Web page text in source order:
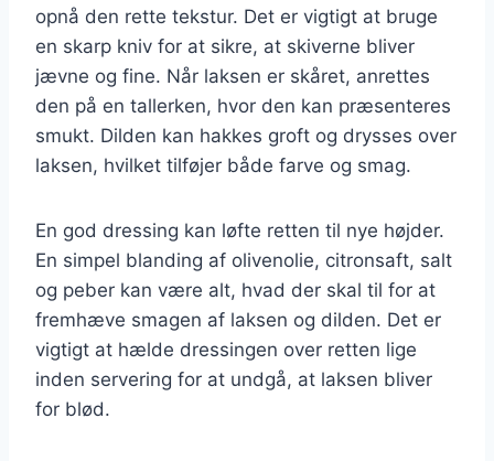
opnå den rette tekstur. Det er vigtigt at bruge
en skarp kniv for at sikre, at skiverne bliver
jævne og fine. Når laksen er skåret, anrettes
den på en tallerken, hvor den kan præsenteres
smukt. Dilden kan hakkes groft og drysses over
laksen, hvilket tilføjer både farve og smag.
En god dressing kan løfte retten til nye højder.
En simpel blanding af olivenolie, citronsaft, salt
og peber kan være alt, hvad der skal til for at
fremhæve smagen af laksen og dilden. Det er
vigtigt at hælde dressingen over retten lige
inden servering for at undgå, at laksen bliver
for blød.